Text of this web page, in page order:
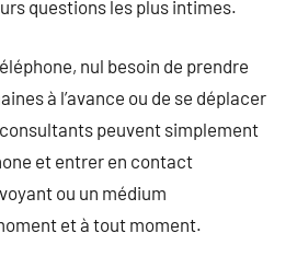
questions les plus intimes.
nul besoin de prendre
à l’avance ou de se déplacer
peuvent simplement
et entrer en contact
ou un médium
et à tout moment.